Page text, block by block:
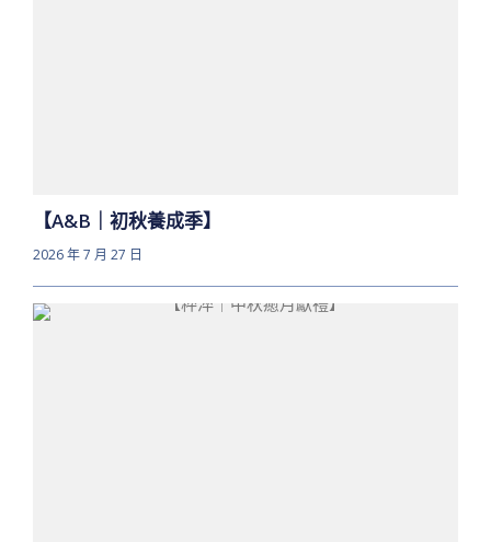
【A&B｜初秋養成季】
2026 年 7 月 27 日